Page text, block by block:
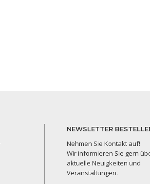
NEWSLETTER
Nehmen Sie Kontakt auf!
Wir informieren Sie gern
aktuelle Neuigkeiten und
Veranstaltungen.